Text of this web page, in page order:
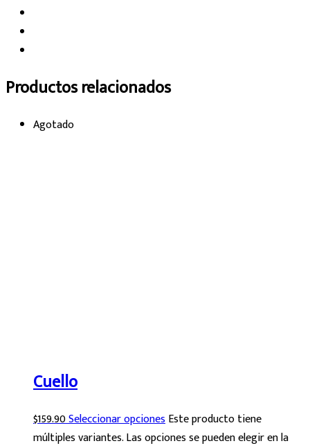
Productos relacionados
Agotado
Cuello
$159.90Seleccionar opcionesEste producto tiene
múltiples variantes. Las opciones se pueden elegir en la